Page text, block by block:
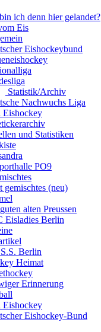
ich denn hier gelandet?
Eis
Eishockeybund
Statistik/Archiv
Nachwuchs Liga
Eishockey
und Statistiken
PO9
gemischtes (neu)
alten Preussen
Eisladies Berlin
Berlin
Heimat
Erinnerung
Eishockey
Eishockey-Bund